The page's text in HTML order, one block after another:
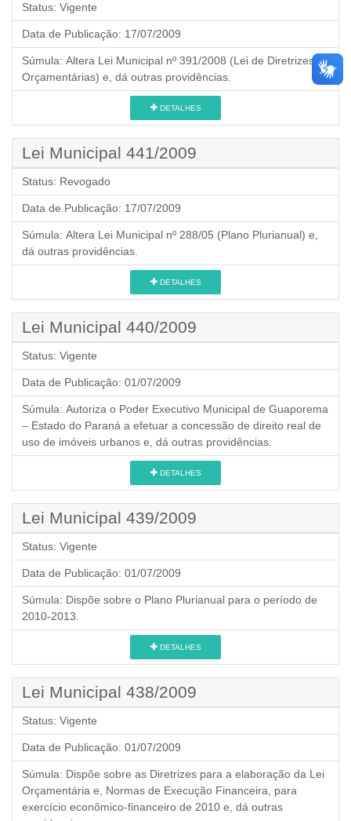
Status: Vigente
Data de Publicação: 17/07/2009
Súmula: Altera Lei Municipal nº 391/2008 (Lei de Diretrizes
Orçamentárias) e, dá outras providências.
DETALHES
Lei Municipal 441/2009
Status: Revogado
Data de Publicação: 17/07/2009
Súmula: Altera Lei Municipal nº 288/05 (Plano Plurianual) e,
dá outras providências.
DETALHES
Lei Municipal 440/2009
Status: Vigente
Data de Publicação: 01/07/2009
Súmula: Autoriza o Poder Executivo Municipal de Guaporema
– Estado do Paraná a efetuar a concessão de direito real de
uso de imóveis urbanos e, dá outras providências.
DETALHES
Lei Municipal 439/2009
Status: Vigente
Data de Publicação: 01/07/2009
Súmula: Dispõe sobre o Plano Plurianual para o período de
2010-2013.
DETALHES
Lei Municipal 438/2009
Status: Vigente
Data de Publicação: 01/07/2009
Súmula: Dispõe sobre as Diretrizes para a elaboração da Lei
Orçamentária e, Normas de Execução Financeira, para
exercício econômico-financeiro de 2010 e, dá outras